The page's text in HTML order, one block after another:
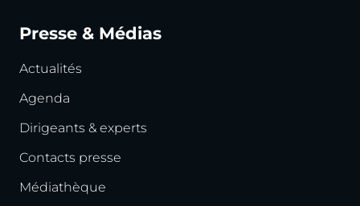
Presse & Médias
Actualités
Agenda
Dirigeants & experts
Contacts presse
Médiathèque